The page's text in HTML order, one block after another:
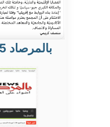
بالمرصاد news 19-12-2025